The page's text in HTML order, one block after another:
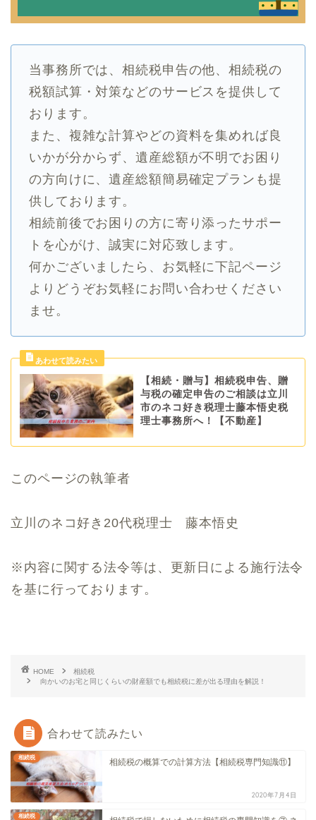
当事務所では、相続税申告の他、相続税の
税額試算・対策などのサービスを提供して
おります。
また、複雑な計算やどの資料を集めれば良
いかが分からず、遺産総額が不明でお困り
の方向けに、遺産総額簡易確定プランも提
供しております。
相続前後でお困りの方に寄り添ったサポー
トを心がけ、誠実に対応致します。
何かございましたら、お気軽に下記ページ
よりどうぞお気軽にお問い合わせください
ませ。
【相続・贈与】相続税申告、贈
与税の確定申告のご相談は立川
市のネコ好き税理士藤本悟史税
理士事務所へ！【不動産】
このページの執筆者
立川のネコ好き20代税理士 藤本悟史
※内容に関する法令等は、更新日による施行法令
を基に行っております。
HOME
相続税
向かいのお宅と同じくらいの財産額でも相続税に差が出る理由を解説！
合わせて読みたい
相続税 相続税の概算での計算方法【相続税専門知識⑪】
2020年7月4日
相続税